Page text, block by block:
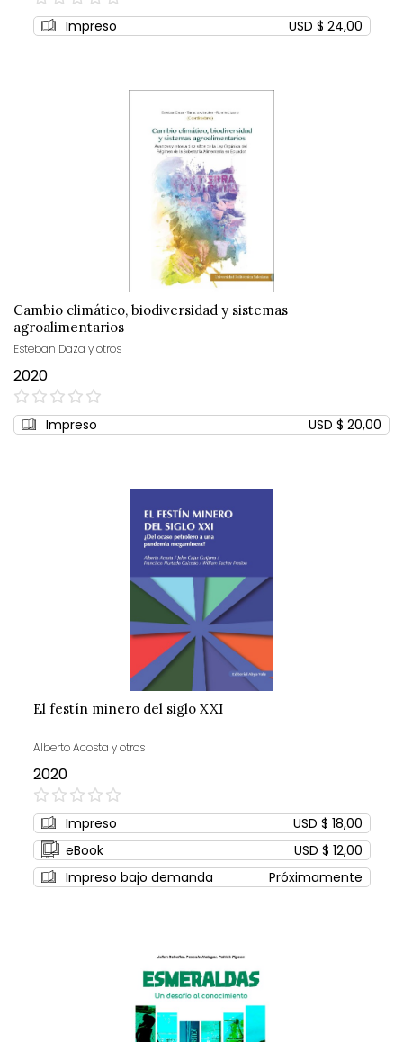
0%
Impreso USD $ 24,00
Cambio climático, biodiversidad y sistemas
agroalimentarios
Esteban Daza y otros
2020
0%
Impreso USD $ 20,00
El festín minero del siglo XXI
Alberto Acosta y otros
2020
0%
Impreso
USD $ 18,00
eBook
USD $ 12,00
Impreso bajo demanda
Próximamente